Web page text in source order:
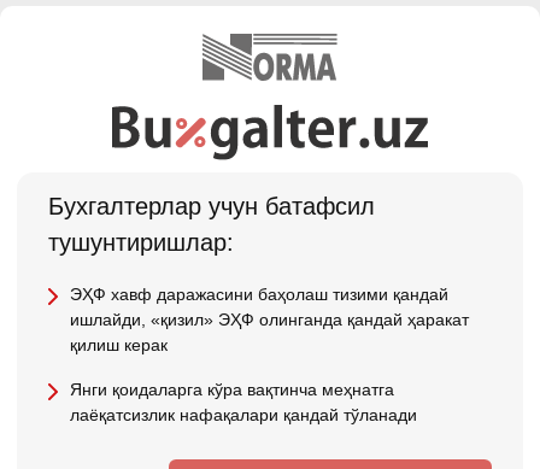
Бухгалтерлар учун батафсил
тушунтиришлар:
ЭҲФ хавф даражасини баҳолаш тизими қандай
ишлайди, «қизил» ЭҲФ олинганда қандай ҳаракат
қилиш керак
Янги қоидаларга кўра вақтинча меҳнатга
лаёқатсизлик нафақалари қандай тўланади